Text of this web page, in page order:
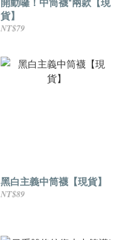
貨】
NT$79
黑白主義中筒襪【現貨】
NT$89